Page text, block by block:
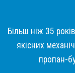
Більш ніж 35
якісних
пропан-